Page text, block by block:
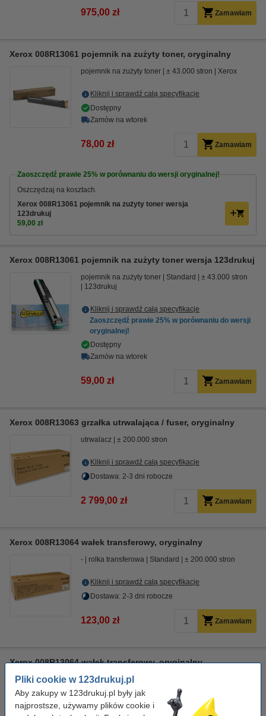
Pliki cookie w 123drukuj.pl
Aby zakupy w 123drukuj.pl były jak
najprostsze, używamy plików cookie i
975,00 zł Zamawiam
Xerox 008R13061 pojemnik na zużyty toner, oryginalny
pojemnik na zużyty toner ± 43.000 stron Xerox
Kliknij i sprawdź całą specyfikacje
Dostępny
Zamów na wtorek
78,00 zł Zamawiam
Zaoszczędź prawie 25% w porównaniu do wersji oryginalnej!
Oszczędzaj na kosztach.
Xerox 008R13061 pojemnik na zużyty toner wersja
123drukuj
59,00 zł
Xerox 008R13061 pojemnik na zużyty toner wersja 123drukuj
pojemnik na zużyty toner Standard
± 43.000 stron
123drukuj
Kliknij i sprawdź całą specyfikacje
Zaoszczędź prawie 25% w porównaniu do wersji
oryginalnej!
Dostępny
Zamów na wtorek
59,00 zł Zamawiam
Xerox 008R13063 grzałka utrwalająca / fuser, oryginalny
utrwalacz ± 200.000 stron
Kliknij i sprawdź całą specyfikacje
Dostawa: 2-3 dni robocze
2 799,00 zł Zamawiam
Xerox 008R13064 wałek transferowy, oryginalny
- rolka transferowa Standard ± 200.000 stron
Kliknij i sprawdź całą specyfikacje
Dostawa: 2-3 dni robocze
123,00 zł Zamawiam
Xerox 008R13064 wałek transferowy, oryginalny
rolka transferowa
Kliknij i sprawdź całą specyfikacje